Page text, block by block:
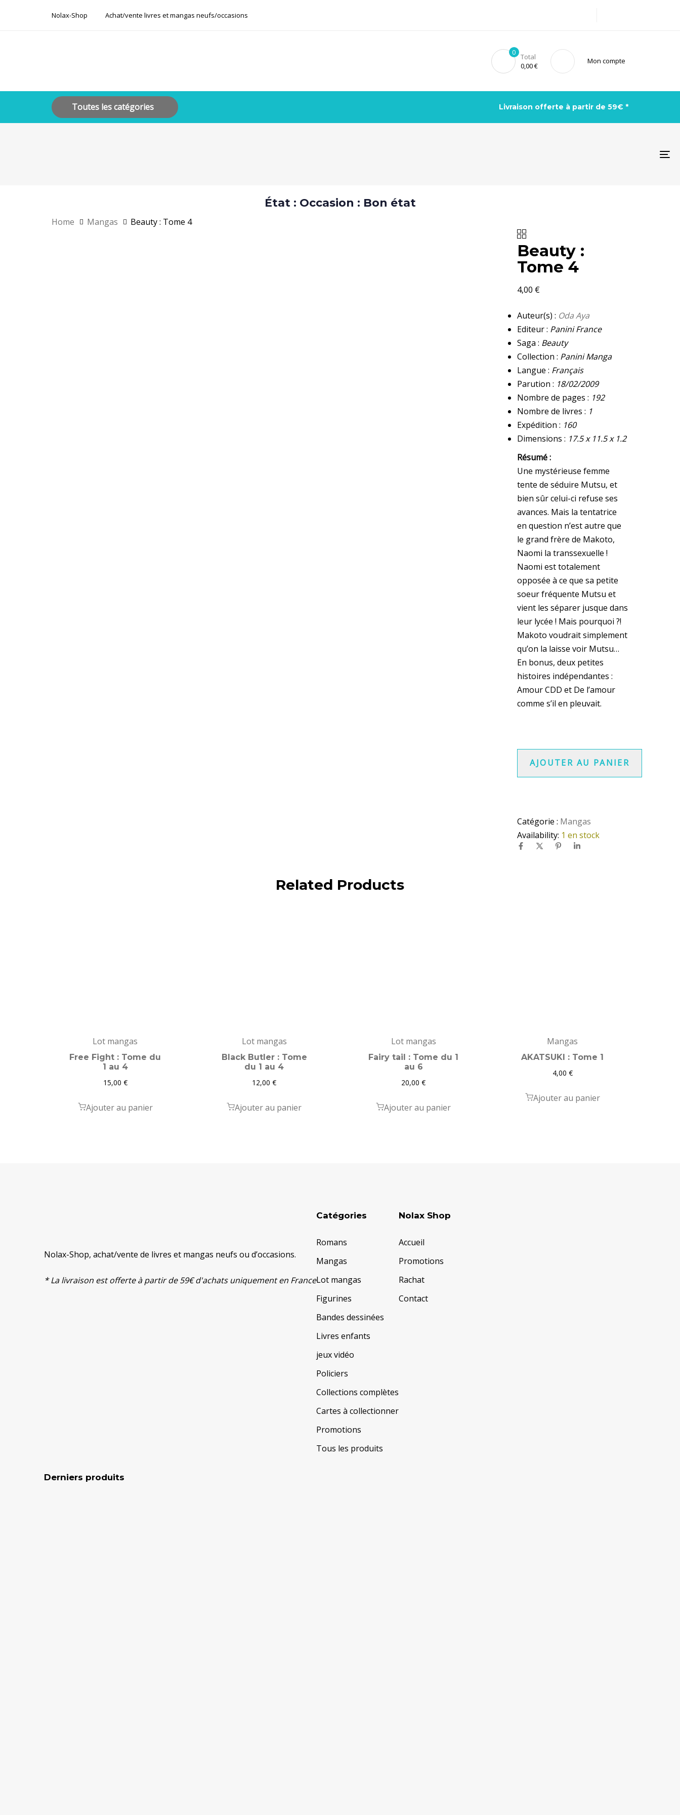
content
Nolax-Shop Achat/vente livres et mangas neufs/occasions
0,00€
Total
0
Mon compte
Toutes les catégories Livraison offerte à partir de 59€ *
État : Occasion : Bon état
Home Mangas Beauty : Tome 4
Beauty :
Tome 4
4,00 €
Auteur(s) : Oda Aya
Editeur : Panini France
Saga : Beauty
Collection : Panini Manga
Langue : Français
Parution : 18/02/2009
Nombre de pages : 192
Nombre de livres : 1
Expédition : 160
Dimensions : 17.5 x 11.5 x 1.2
Résumé :
Une mystérieuse femme
tente de séduire Mutsu, et
bien sûr celui-ci refuse ses
avances. Mais la tentatrice
en question n’est autre que
le grand frère de Makoto,
Naomi la transsexuelle !
Naomi est totalement
opposée à ce que sa petite
soeur fréquente Mutsu et
vient les séparer jusque dans
leur lycée ! Mais pourquoi ?!
Makoto voudrait simplement
qu’on la laisse voir Mutsu…
En bonus, deux petites
histoires indépendantes :
Amour CDD et De l’amour
comme s’il en pleuvait.
AJOUTER AU PANIER
Catégorie : Mangas
Availability: 1 en stock
Related Products
Lot mangas
Free Fight : Tome du
1 au 4
15,00 €
Ajouter au panier
Lot mangas
Black Butler : Tome
du 1 au 4
12,00€
Ajouter au panier
Lot mangas
Fairy tail : Tome du 1
au 6
20,00€
Ajouter au panier
Mangas
AKATSUKI : Tome 1
4,00 €
Ajouter au panier
Nolax-Shop, achat/vente de livres et mangas neufs ou d’occasions.
* La livraison est offerte à partir de 59€ d'achats uniquement en France
Catégories
Romans
Mangas
Lot mangas
Figurines
Bandes dessinées
Livres enfants
jeux vidéo
Policiers
Collections complètes
Cartes à collectionner
Promotions
Tous les produits
Nolax Shop
Accueil
Promotions
Rachat
Contact
Derniers produits